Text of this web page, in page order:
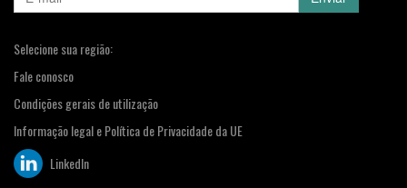
Selecione sua região:
Fale conosco
Condições gerais de utilização
Informação legal e Política de Privacidade da UE
LinkedIn